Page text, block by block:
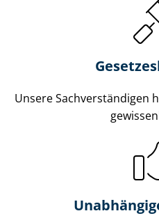
Unsere Sach­ver­stän­di­gen